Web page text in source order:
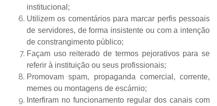
institucional;
Utilizem os comentários para marcar perfis pessoais
de servidores, de forma insistente ou com a intenção
de constrangimento público;
Façam uso reiterado de termos pejorativos para se
referir à instituição ou seus profissionais;
Promovam spam, propaganda comercial, corrente,
memes ou montagens de escárnio;
Interfiram no funcionamento regular dos canais com